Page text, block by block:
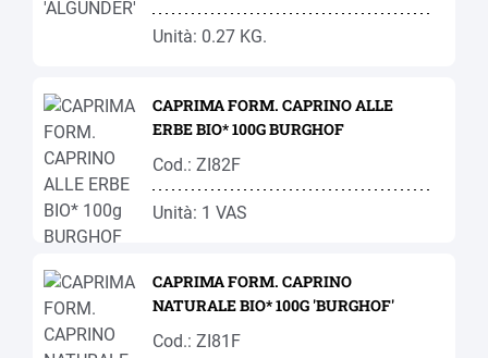
Unità: 0.27 KG.
CAPRIMA FORM. CAPRINO ALLE
ERBE BIO* 100G BURGHOF
Cod.: ZI82F
Unità: 1 VAS
CAPRIMA FORM. CAPRINO
NATURALE BIO* 100G 'BURGHOF'
Cod.: ZI81F